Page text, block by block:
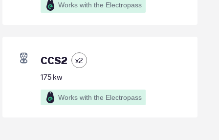
Works with the Electropass
CCS2 x2
175 kw
Works with the Electropass